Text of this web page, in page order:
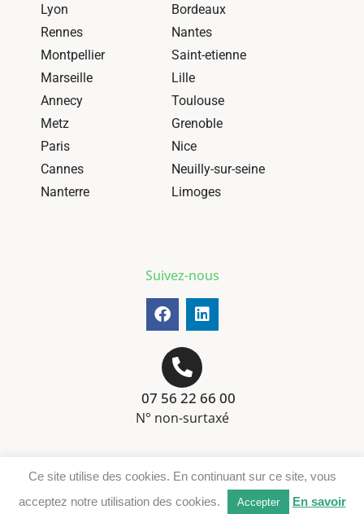
Lyon
Bordeaux
Rennes
Nantes
Montpellier
Saint-etienne
Marseille
Lille
Annecy
Toulouse
Metz
Grenoble
Paris
Nice
Cannes
Neuilly-sur-seine
Nanterre
Limoges
Suivez-nous
07 56 22 66 00
N° non-surtaxé
Téléchargement DER
Ce site utilise des cookies. En continuant sur ce site, vous
acceptez notre utilisation des cookies.
Accepter En savoir